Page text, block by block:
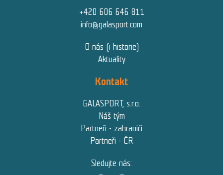
+420 606 646 811
info@galasport.com
O nás (i historie)
Aktuality
Kontakt
GALASPORT, s.r.o.
Náš tým
Partneři - zahraničí
Partneři - ČR
Sledujte nás: